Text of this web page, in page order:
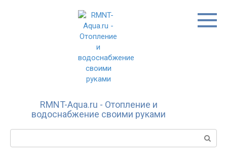
RMNT-Aqua.ru - Отопление и
водоснабжение своими руками
Поиск: